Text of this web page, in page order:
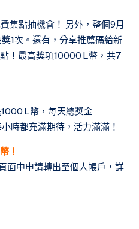
集點抽機會！ 另外，整個9月
1次。還有，分享推薦碼給新
！最高獎項10000 L幣，共7
L幣，每天總獎金
時都充滿期待，活力滿滿！
！
面中申請轉出至個人帳戶，詳